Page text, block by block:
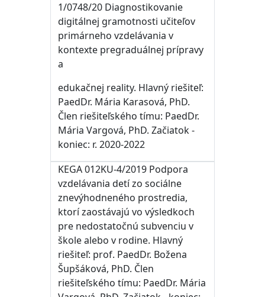
1/0748/20Diagnostikovanie
digitálnej gramotnosti učiteľov
primárneho vzdelávania v
kontexte pregraduálnej prípravy
a
edukačnej reality. Hlavný riešiteľ:
PaedDr. Mária Karasová, PhD.
Člen riešiteľského tímu: PaedDr.
Mária Vargová, PhD. Začiatok -
koniec: r. 2020-2022
KEGA 012KU-4/2019 Podpora
vzdelávania detí zo sociálne
znevýhodneného prostredia,
ktorí zaostávajú vo výsledkoch
pre nedostatočnú subvenciu v
škole alebo v rodine. Hlavný
riešiteľ: prof. PaedDr. Božena
Šupšáková, PhD. Člen
riešiteľského tímu: PaedDr. Mária